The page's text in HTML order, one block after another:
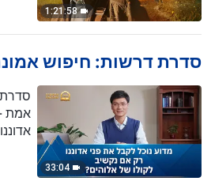
1:21:58
סדרת דרשות: חיפוש
33:04
אמת -